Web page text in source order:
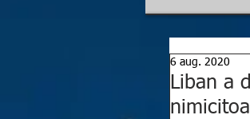
Liban a
6 aug. 2020